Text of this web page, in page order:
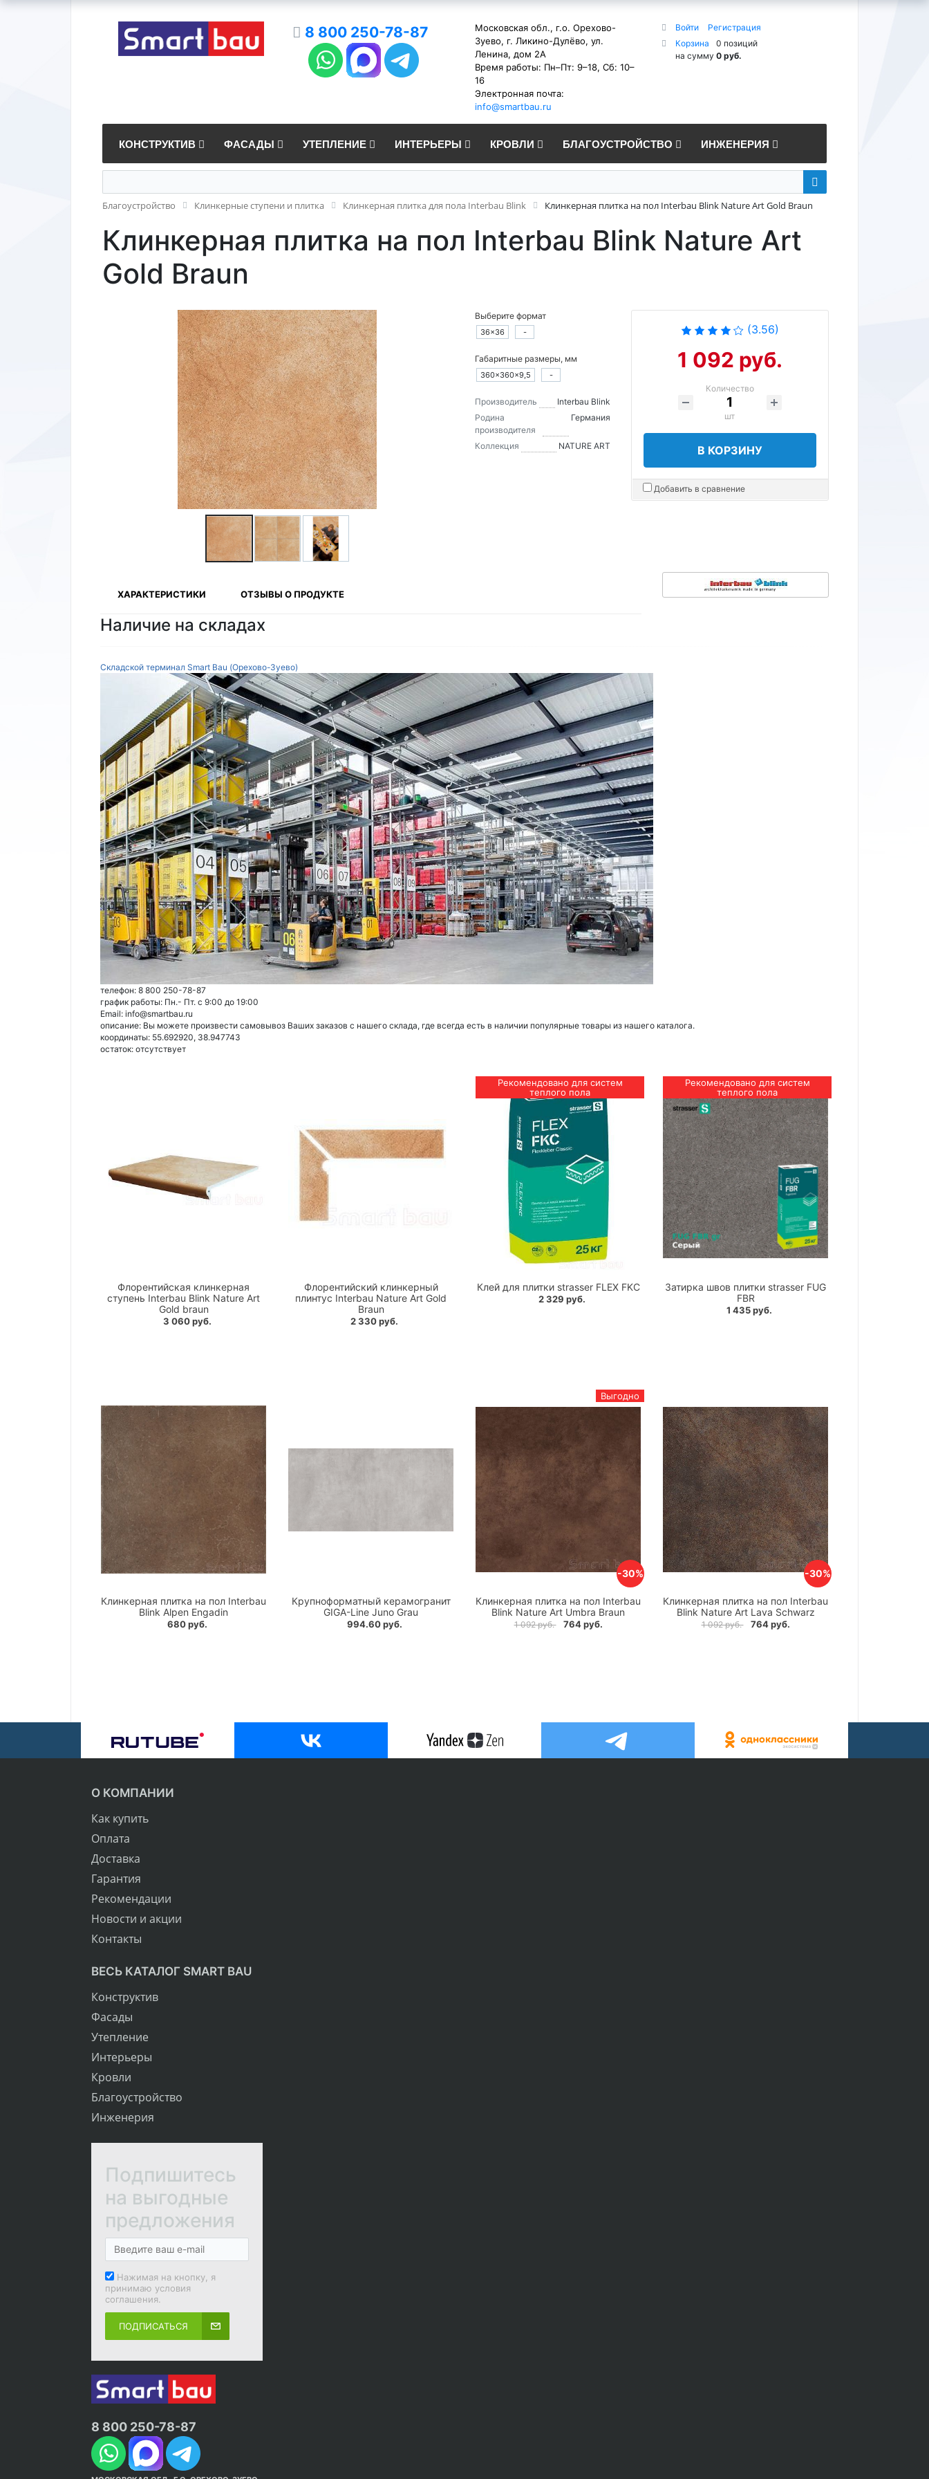
8 800 250-78-87
Московская обл., г.о. Орехово-
Зуево, г. Ликино-Дулёво, ул.
Ленина, дом 2А
Время работы: Пн–Пт: 9–18, Сб: 10–
16
Электронная почта:
info@smartbau.ru
Войти
Регистрация
Корзина
0 позиций
на сумму 0 руб.
КОНСТРУКТИВ ФАСАДЫ УТЕПЛЕНИЕ ИНТЕРЬЕРЫ КРОВЛИ БЛАГОУСТРОЙСТВО ИНЖЕНЕРИЯ
Благоустройство Клинкерные ступени и плитка Клинкерная плитка для пола Interbau Blink Клинкерная плитка на пол Interbau Blink Nature Art Gold Braun
Клинкерная плитка на пол Interbau Blink Nature Art
Gold Braun
Выберите формат
36×36 -
Габаритные размеры, мм
360×360×9,5 -
Производитель
Interbau Blink
Родина
производителя
Германия
Коллекция NATURE ART
(3.56)
1 092 руб.
Количество
шт
В КОРЗИНУ
Добавить в сравнение
ХАРАКТЕРИСТИКИ ОТЗЫВЫ О ПРОДУКТЕ
Наличие на складах
Складской терминал Smart Bau (Орехово-Зуево)
телефон: 8 800 250-78-87
график работы: Пн.- Пт. с 9:00 до 19:00
Email: info@smartbau.ru
описание: Вы можете произвести самовывоз Ваших заказов с нашего склада, где всегда есть в наличии популярные товары из нашего каталога.
координаты: 55.692920, 38.947743
остаток: отсутствует
Флорентийская клинкерная
ступень Interbau Blink Nature Art
Gold braun
3 060 руб.
Флорентийский клинкерный
плинтус Interbau Nature Art Gold
Braun
2 330 руб.
Рекомендовано для систем
теплого пола
Клей для плитки strasser FLEX FKC
2 329 руб.
Рекомендовано для систем
теплого пола
Затирка швов плитки strasser FUG
FBR
1 435 руб.
Клинкерная плитка на пол Interbau
Blink Alpen Engadin
680 руб.
Крупноформатный керамогранит
GIGA-Line Juno Grau
994.60 руб.
-30%
Выгодно
Клинкерная плитка на пол Interbau
Blink Nature Art Umbra Braun
1 092 руб. 764 руб.
-30%
Клинкерная плитка на пол Interbau
Blink Nature Art Lava Schwarz
1 092 руб. 764 руб.
О КОМПАНИИ
Как купить
Оплата
Доставка
Гарантия
Рекомендации
Новости и акции
Контакты
ВЕСЬ КАТАЛОГ SMART BAU
Конструктив
Фасады
Утепление
Интерьеры
Кровли
Благоустройство
Инженерия
Подпишитесь
на выгодные
предложения
Нажимая на кнопку, я
принимаю условия
соглашения.
ПОДПИСАТЬСЯ
8 800 250-78-87